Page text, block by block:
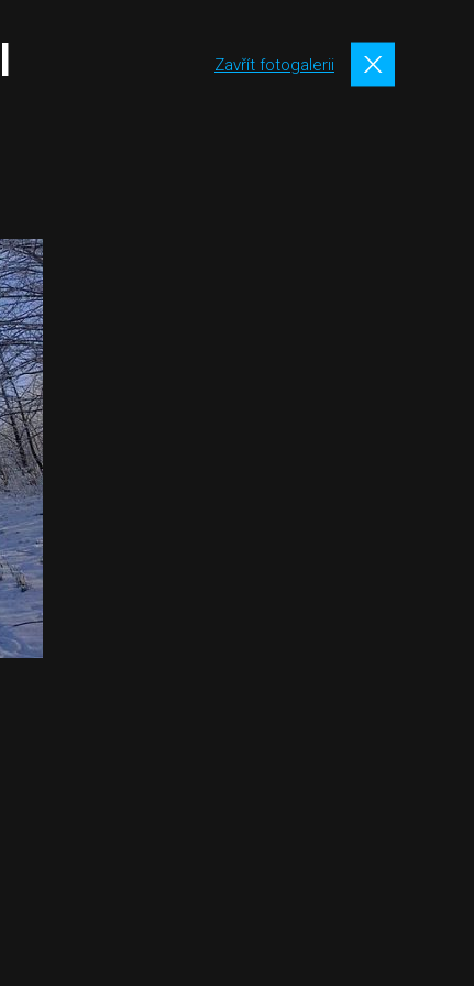
Zavřít fotogalerii